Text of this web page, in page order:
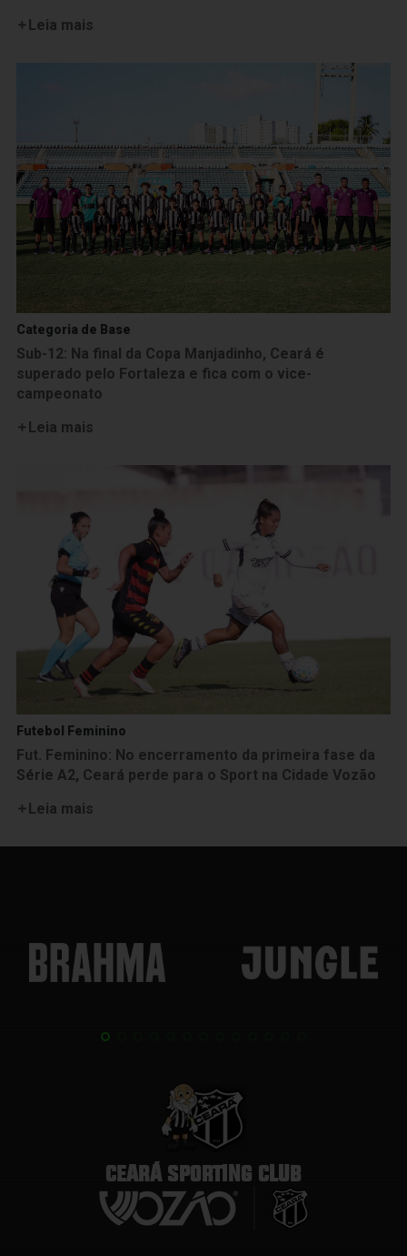
Leia mais
Categoria de Base
Sub-12: Na final da Copa Manjadinho, Ceará é
superado pelo Fortaleza e fica com o vice-
campeonato
Leia mais
Futebol Feminino
Fut. Feminino: No encerramento da primeira fase da
Série A2, Ceará perde para o Sport na Cidade Vozão
Leia mais
CEARÁ SPORTING CLUB